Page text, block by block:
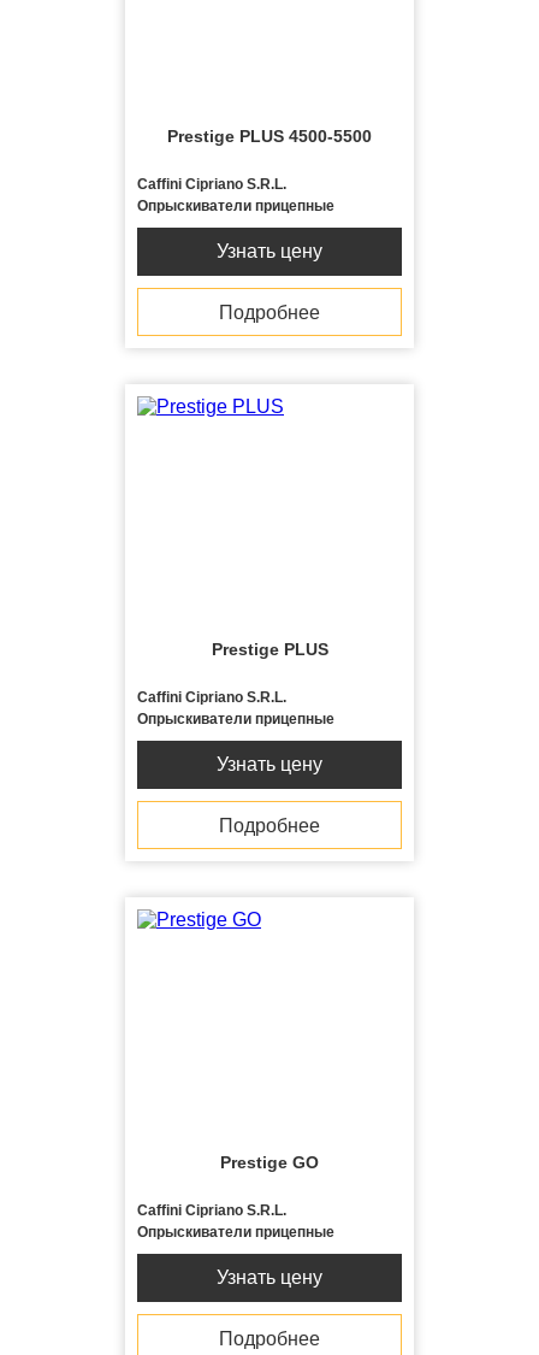
Prestige PLUS 4500-5500
Caffini Cipriano S.R.L.
Опрыскиватели прицепные
Узнать цену
Подробнее
Prestige PLUS
Caffini Cipriano S.R.L.
Опрыскиватели прицепные
Узнать цену
Подробнее
Prestige GO
Caffini Cipriano S.R.L.
Опрыскиватели прицепные
Узнать цену
Подробнее